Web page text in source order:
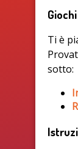
Ti è
sotto: